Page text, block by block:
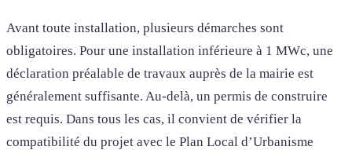
Avant toute installation, plusieurs démarches sont
obligatoires. Pour une installation inférieure à 1 MWc, une
déclaration préalable de travaux auprès de la mairie est
généralement suffisante. Au-delà, un permis de construire
est requis. Dans tous les cas, il convient de vérifier la
compatibilité du projet avec le Plan Local d’Urbanisme